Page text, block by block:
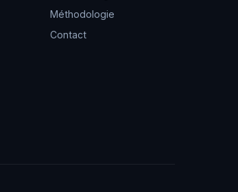
Méthodologie
Contact